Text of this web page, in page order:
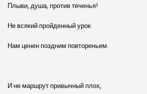
Плыви, душа, против теченья!
Не всякий пройденный урок
Нам ценен поздним повтореньем.
И не маршрут привычный плох,